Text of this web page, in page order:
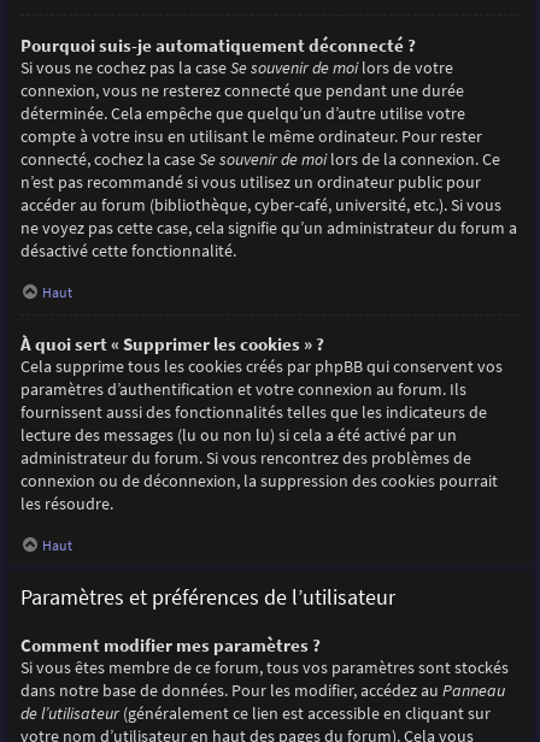
Pourquoi suis-je automatiquement déconnecté ?
Si vous ne cochez pas la caseSe souvenir de moilors de votre
connexion, vous ne resterez connecté que pendant une durée
déterminée. Cela empêche que quelqu’un d’autre utilise votre
compte à votre insu en utilisant le même ordinateur. Pour rester
connecté, cochez la caseSe souvenir de moilors de la connexion. Ce
n’est pas recommandé si vous utilisez un ordinateur public pour
accéder au forum (bibliothèque, cyber-café, université, etc.). Si vous
ne voyez pas cette case, cela signifie qu’un administrateur du forum a
désactivé cette fonctionnalité.
Haut
À quoi sert « Supprimer les cookies » ?
Cela supprime tous les cookies créés par phpBB qui conservent vos
paramètres d’authentification et votre connexion au forum. Ils
fournissent aussi des fonctionnalités telles que les indicateurs de
lecture des messages (lu ou non lu) si cela a été activé par un
administrateur du forum. Si vous rencontrez des problèmes de
connexion ou de déconnexion, la suppression des cookies pourrait
les résoudre.
Haut
Paramètres et préférences de l’utilisateur
Comment modifier mes paramètres ?
Si vous êtes membre de ce forum, tous vos paramètres sont stockés
dans notre base de données. Pour les modifier, accédez au Panneau
de l’utilisateur(généralement ce lien est accessible en cliquant sur
votre nom d’utilisateur en haut des pages du forum). Cela vous